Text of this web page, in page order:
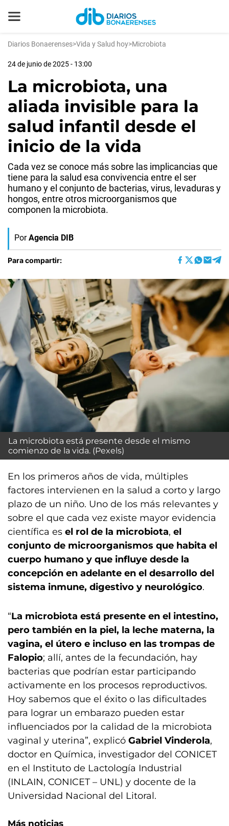
Diarios Bonaerenses>Vida y Salud hoy>Microbiota
24 de junio de 2025 - 13:00
La microbiota, una
aliada invisible para la
salud infantil desde el
inicio de la vida
Cada vez se conoce más sobre las implicancias que
tiene para la salud esa convivencia entre el ser
humano y el conjunto de bacterias, virus, levaduras y
hongos, entre otros microorganismos que
componen la microbiota.
Por Agencia DIB
Para compartir:
La microbiota está presente desde el mismo
comienzo de la vida. (Pexels)
En los primeros años de vida, múltiples
factores intervienen en la salud a corto y largo
plazo de un niño. Uno de los más relevantes y
sobre el que cada vez existe mayor evidencia
científica es el rol de la microbiota, el
conjunto de microorganismos que habita el
cuerpo humano y que influye desde la
concepción en adelante en el desarrollo del
sistema inmune, digestivo y neurológico.
“La microbiota está presente en el intestino,
pero también en la piel, la leche materna, la
vagina, el útero e incluso en las trompas de
Falopio; allí, antes de la fecundación, hay
bacterias que podrían estar participando
activamente en los procesos reproductivos.
Hoy sabemos que el éxito o las dificultades
para lograr un embarazo pueden estar
influenciados por la calidad de la microbiota
vaginal y uterina”, explicó Gabriel Vinderola,
doctor en Química, investigador del CONICET
en el Instituto de Lactología Industrial
(INLAIN, CONICET – UNL) y docente de la
Universidad Nacional del Litoral.
Más noticias